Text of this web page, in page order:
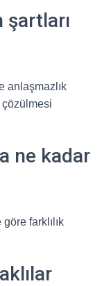
şartları
anlaşmazlık
ne kadar
farklılık